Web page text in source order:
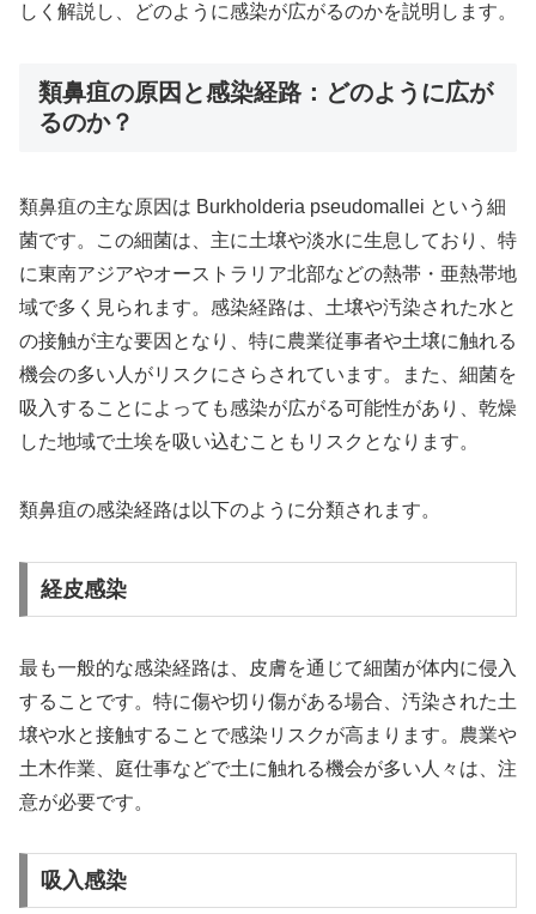
しく解説し、どのように感染が広がるのかを説明します。
類鼻疽の原因と感染経路：どのように広が
るのか？
類鼻疽の主な原因は Burkholderia pseudomallei という細
菌です。この細菌は、主に土壌や淡水に生息しており、特
に東南アジアやオーストラリア北部などの熱帯・亜熱帯地
域で多く見られます。感染経路は、土壌や汚染された水と
の接触が主な要因となり、特に農業従事者や土壌に触れる
機会の多い人がリスクにさらされています。また、細菌を
吸入することによっても感染が広がる可能性があり、乾燥
した地域で土埃を吸い込むこともリスクとなります。
類鼻疽の感染経路は以下のように分類されます。
経皮感染
最も一般的な感染経路は、皮膚を通じて細菌が体内に侵入
することです。特に傷や切り傷がある場合、汚染された土
壌や水と接触することで感染リスクが高まります。農業や
土木作業、庭仕事などで土に触れる機会が多い人々は、注
意が必要です。
吸入感染